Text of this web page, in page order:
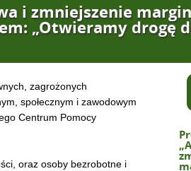
i zmniejszenie
„Otwieramy drogę
zagrożonych
społecznym i zawodowym
Centrum Pomocy
oraz osoby bezrobotne i